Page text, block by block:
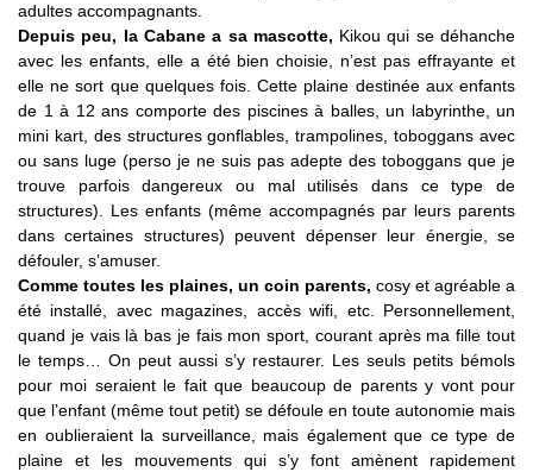
adultes accompagnants.
Depuis peu, la Cabane a sa mascotte, Kikou qui se déhanche
avec les enfants, elle a été bien choisie, n’est pas effrayante et
elle ne sort que quelques fois. Cette plaine destinée aux enfants
de 1 à 12 ans comporte des piscines à balles, un labyrinthe, un
mini kart, des structures gonflables, trampolines, toboggans avec
ou sans luge (perso je ne suis pas adepte des toboggans que je
trouve parfois dangereux ou mal utilisés dans ce type de
structures). Les enfants (même accompagnés par leurs parents
dans certaines structures) peuvent dépenser leur énergie, se
défouler, s’amuser.
Comme toutes les plaines, un coin parents, cosy et agréable a
été installé, avec magazines, accès wifi, etc. Personnellement,
quand je vais là bas je fais mon sport, courant après ma fille tout
le temps… On peut aussi s’y restaurer. Les seuls petits bémols
pour moi seraient le fait que beaucoup de parents y vont pour
que l’enfant (même tout petit) se défoule en toute autonomie mais
en oublieraient la surveillance, mais également que ce type de
plaine et les mouvements qui s’y font amènent rapidement